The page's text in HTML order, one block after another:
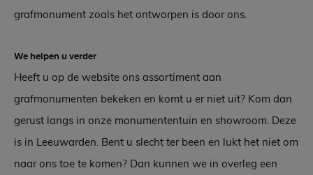
grafmonument zoals het ontworpen is door ons.
We helpen u verder
Heeft u op de website ons assortiment aan
grafmonumenten bekeken en komt u er niet uit? Kom dan
gerust langs in onze monumententuin en showroom. Deze
is in Leeuwarden. Bent u slecht ter been en lukt het niet om
naar ons toe te komen? Dan kunnen we in overleg een